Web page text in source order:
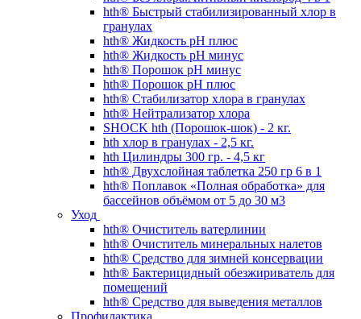
hth® Быстрый стабилизированный хлор в
гранулах
hth® Жидкость pH плюс
hth® Жидкость pH минус
hth® Порошок pH минус
hth® Порошок pH плюс
hth® Стабилизатор хлора в гранулах
hth® Нейтрализатор хлора
SHOCK hth (Порошок-шок) - 2 кг.
hth хлор в гранулах - 2,5 кг.
hth Цилиндры 300 гр. - 4,5 кг
hth® Двухслойная таблетка 250 гр 6 в 1
hth® Поплавок «Полная обработка» для
бассейнов объёмом от 5 до 30 м3
Уход
hth® Очиститель ватерлинии
hth® Очиститель минеральных налетов
hth® Средство для зимней консервации
hth® Бактерицидный обезжириватель для
помещений
hth® Средство для выведения металлов
Профилактика